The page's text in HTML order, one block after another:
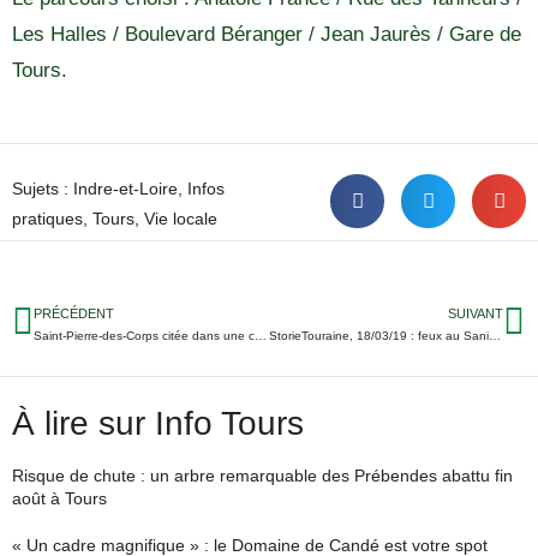
Les Halles / Boulevard Béranger / Jean Jaurès / Gare de
Tours.
Sujets : Indre-et-Loire Infos
pratiques Tours Vie locale
PRÉCÉDENT SUIVANT
StorieTouraine, 18/03/19 : feux au Sanitas et à Azay-le-Rideau, manifestation de policiers à Tours, le Tours FC quitte la Coupe Gambardella…
À lire sur Info Tours
Risque de chute : un arbre remarquable des Prébendes abattu fin
août à Tours
« Un cadre magnifique » : le Domaine de Candé est votre spot